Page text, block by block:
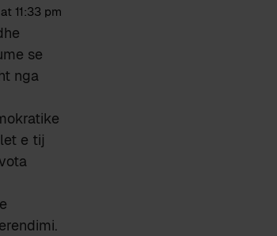
11:33 pm
se
nga
e tij